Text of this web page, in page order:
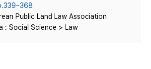
Public Land Law Association
: Social Science > Law